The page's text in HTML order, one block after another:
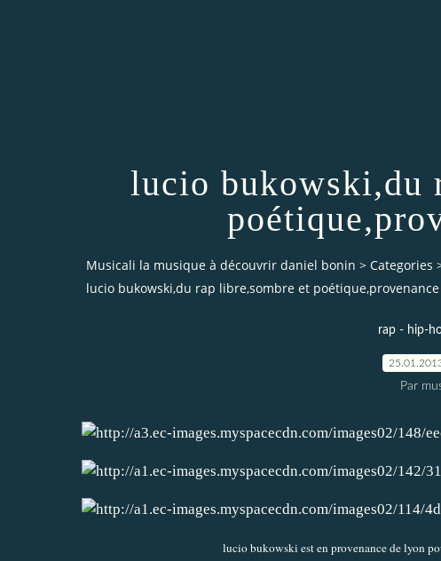
lucio bukowski,du
Musicali la musique à découvrir daniel bonin > Categories
lucio bukowski,du rap libre,sombre et
rap - hip-
Par
lucio bukowski est en provenance de lyon